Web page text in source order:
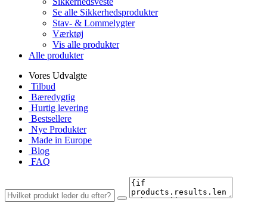
Se alle Sikkerhedsprodukter
Stav- & Lommelygter
Værktøj
Vis alle produkter
Alle produkter
Vores Udvalgte
Tilbud
Bæredygtig
Hurtig levering
Bestsellere
Nye Produkter
Made in Europe
Blog
FAQ